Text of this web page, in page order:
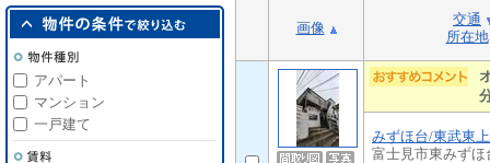
画像
交通
所在地
みずほ台/東武東
富士見市東みずほ
アパート
マンション
一戸建て